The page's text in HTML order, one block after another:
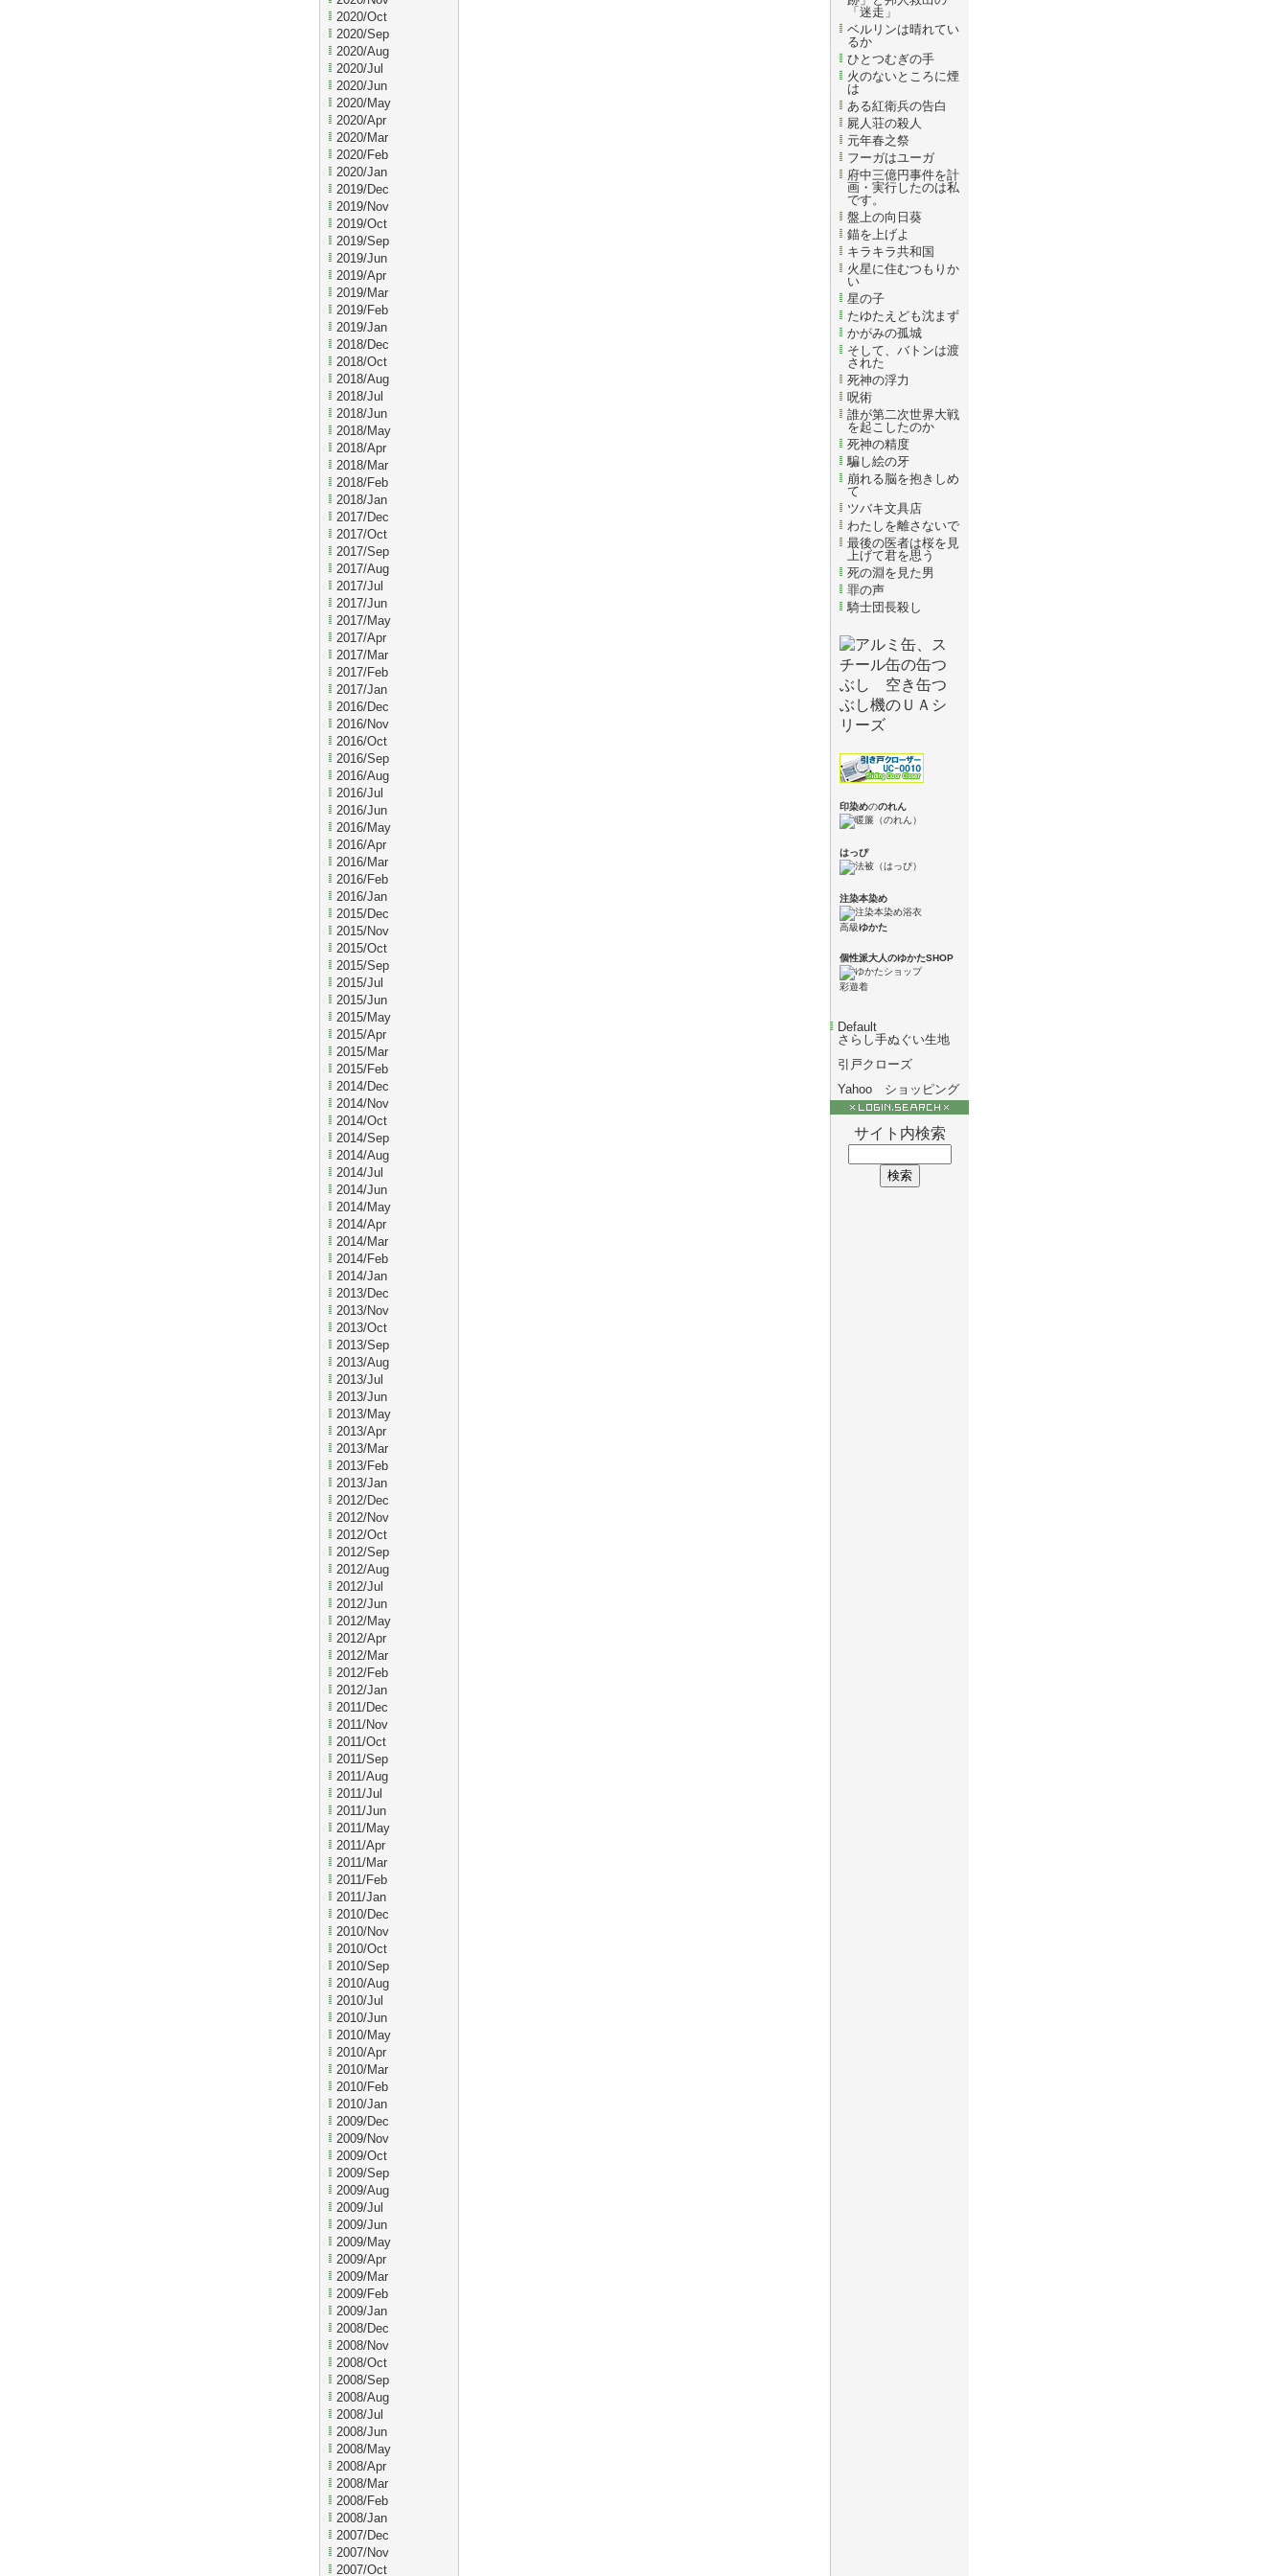
2020/Oct
2020/Sep
2020/Aug
2020/Jul
2020/Jun
2020/May
2020/Apr
2020/Mar
2020/Feb
2020/Jan
2019/Dec
2019/Nov
2019/Oct
2019/Sep
2019/Jun
2019/Apr
2019/Mar
2019/Feb
2019/Jan
2018/Dec
2018/Oct
2018/Aug
2018/Jul
2018/Jun
2018/May
2018/Apr
2018/Mar
2018/Feb
2018/Jan
2017/Dec
2017/Oct
2017/Sep
2017/Aug
2017/Jul
2017/Jun
2017/May
2017/Apr
2017/Mar
2017/Feb
2017/Jan
2016/Dec
2016/Nov
2016/Oct
2016/Sep
2016/Aug
2016/Jul
2016/Jun
2016/May
2016/Apr
2016/Mar
2016/Feb
2016/Jan
2015/Dec
2015/Nov
2015/Oct
2015/Sep
2015/Jul
2015/Jun
2015/May
2015/Apr
2015/Mar
2015/Feb
2014/Dec
2014/Nov
2014/Oct
2014/Sep
2014/Aug
2014/Jul
2014/Jun
2014/May
2014/Apr
2014/Mar
2014/Feb
2014/Jan
2013/Dec
2013/Nov
2013/Oct
2013/Sep
2013/Aug
2013/Jul
2013/Jun
2013/May
2013/Apr
2013/Mar
2013/Feb
2013/Jan
2012/Dec
2012/Nov
2012/Oct
2012/Sep
2012/Aug
2012/Jul
2012/Jun
2012/May
2012/Apr
2012/Mar
2012/Feb
2012/Jan
2011/Dec
2011/Nov
2011/Oct
2011/Sep
2011/Aug
2011/Jul
2011/Jun
2011/May
2011/Apr
2011/Mar
2011/Feb
2011/Jan
2010/Dec
2010/Nov
2010/Oct
2010/Sep
2010/Aug
2010/Jul
2010/Jun
2010/May
2010/Apr
2010/Mar
2010/Feb
2010/Jan
2009/Dec
2009/Nov
2009/Oct
2009/Sep
2009/Aug
2009/Jul
2009/Jun
2009/May
2009/Apr
2009/Mar
2009/Feb
2009/Jan
2008/Dec
2008/Nov
2008/Oct
2008/Sep
2008/Aug
2008/Jul
2008/Jun
2008/May
2008/Apr
2008/Mar
2008/Feb
2008/Jan
2007/Dec
2007/Nov
2007/Oct
「迷走」
ベルリンは晴れてい
るか
ひとつむぎの手
火のないところに煙
は
ある紅衛兵の告白
屍人荘の殺人
元年春之祭
フーガはユーガ
府中三億円事件を計
画・実行したのは私
です。
盤上の向日葵
錨を上げよ
キラキラ共和国
火星に住むつもりか
い
星の子
たゆたえども沈まず
かがみの孤城
そして、バトンは渡
された
死神の浮力
呪術
誰が第二次世界大戦
を起こしたのか
死神の精度
騙し絵の牙
崩れる脳を抱きしめ
て
ツバキ文具店
わたしを離さないで
最後の医者は桜を見
上げて君を思う
死の淵を見た男
罪の声
騎士団長殺し
印染めののれん
はっぴ
注染本染め
高級ゆかた
個性派大人のゆかたSHOP
彩遊着
Default
さらし手ぬぐい生地
引戸クローズ
Yahoo ショッピング
サイト内検索